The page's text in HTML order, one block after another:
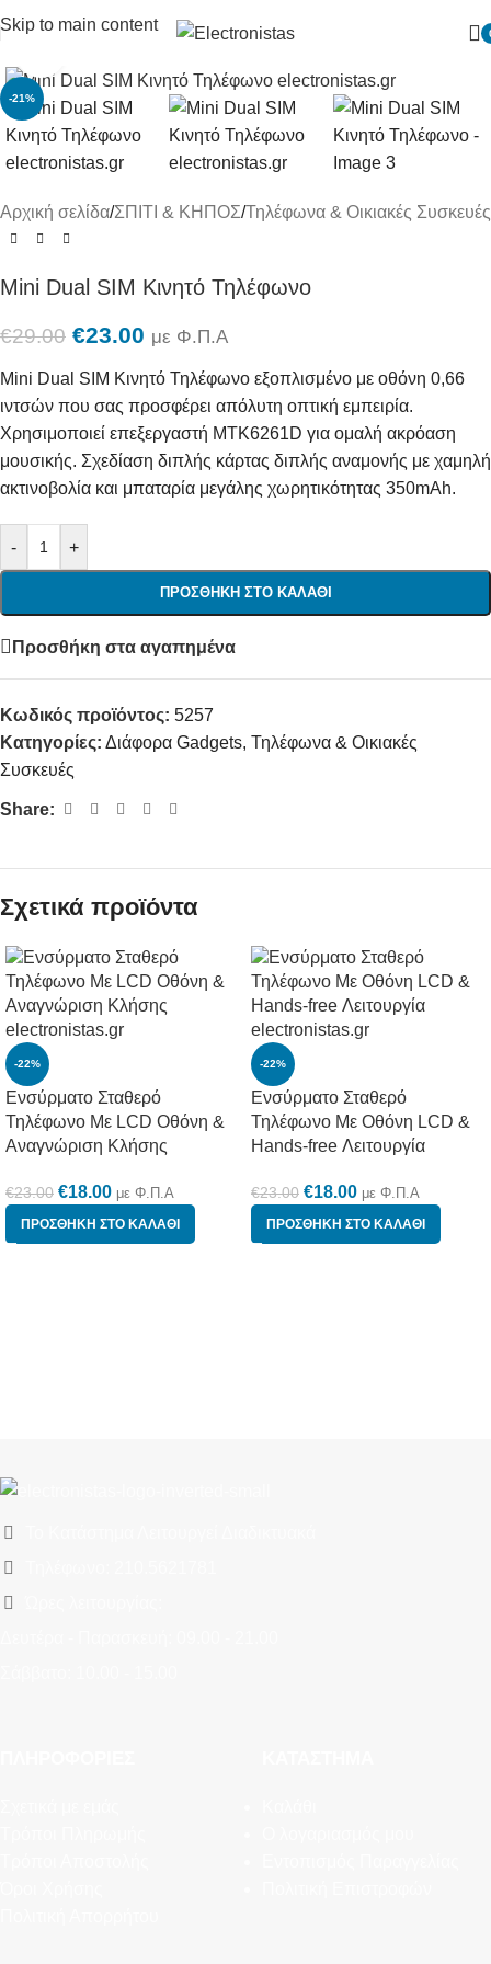
Skip to main content
-21%
Αρχική σελίδα/ΣΠΙΤΙ & ΚΗΠΟΣ/Τηλέφωνα & Οικιακές Συσκευές
Mini Dual SIM Κινητό Τηλέφωνο
€29.00 €23.00 με Φ.Π.Α
Mini Dual SIM Κινητό Τηλέφωνο εξοπλισμένο με οθόνη 0,66
ιντσών που σας προσφέρει απόλυτη οπτική εμπειρία.
Χρησιμοποιεί επεξεργαστή MTK6261D για ομαλή ακρόαση
μουσικής. Σχεδίαση διπλής κάρτας διπλής αναμονής με χαμηλή
ακτινοβολία και μπαταρία μεγάλης χωρητικότητας 350mAh.
- +
ΠΡΟΣΘΉΚΗ ΣΤΟ ΚΑΛΆΘΙ
Προσθήκη στα αγαπημένα
Κωδικός προϊόντος: 5257
Κατηγορίες: Διάφορα Gadgets, Τηλέφωνα & Οικιακές
Συσκευές
Share:
Σχετικά προϊόντα
-22%
Ενσύρματο Σταθερό
Τηλέφωνο Με LCD Οθόνη &
Αναγνώριση Κλήσης
€23.00 €18.00 με Φ.Π.Α
ΠΡΟΣΘΉΚΗ ΣΤΟ ΚΑΛΆΘΙ
-22%
Ενσύρματο Σταθερό
Τηλέφωνο Με Οθόνη LCD &
Hands-free Λειτουργία
€23.00 €18.00 με Φ.Π.Α
ΠΡΟΣΘΉΚΗ ΣΤΟ ΚΑΛΆΘΙ